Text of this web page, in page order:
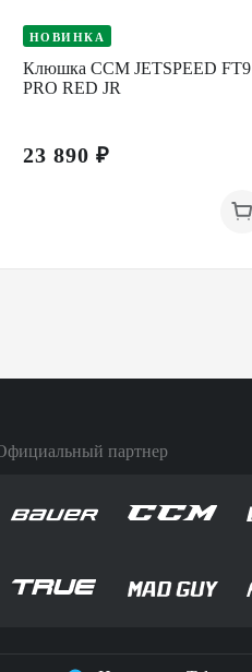
НОВИНКА
Клюшка CCM JETSPEED FT9
PRO RED JR
23 890 ₽
партнер